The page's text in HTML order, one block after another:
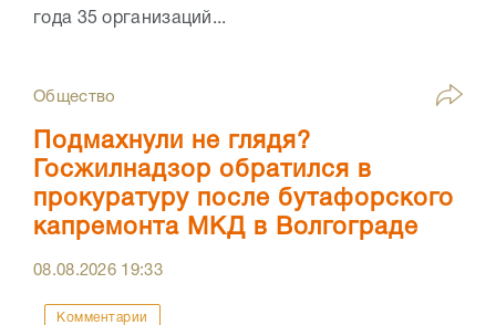
года 35 организаций...
Общество
Подмахнули не глядя?
Госжилнадзор обратился в
прокуратуру после бутафорского
капремонта МКД в Волгограде
08.08.2026 19:33
Комментарии